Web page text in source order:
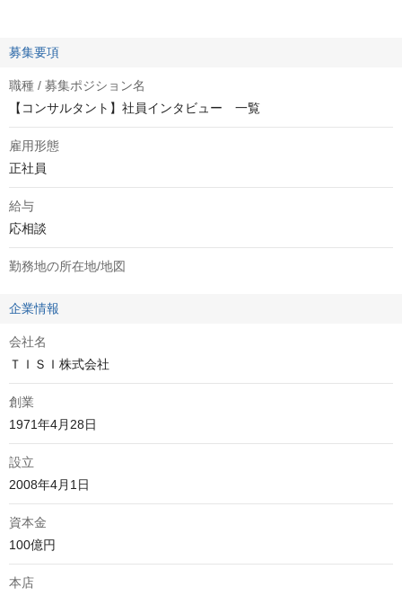
募集要項
職種 / 募集ポジション名
【コンサルタント】社員インタビュー 一覧
雇用形態
正社員
給与
応相談
勤務地の所在地/地図
企業情報
会社名
ＴＩＳＩ株式会社
創業
1971年4月28日
設立
2008年4月1日
資本金
100億円
本店